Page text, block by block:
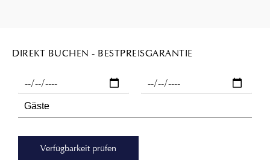
DIREKT BUCHEN - BESTPREISGARANTIE
Verfügbarkeit prüfen